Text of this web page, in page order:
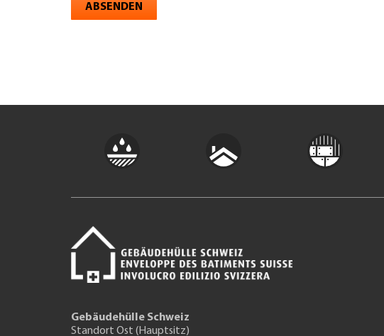
ABSENDEN
Gebäudehülle Schweiz
Standort Ost (Hauptsitz)